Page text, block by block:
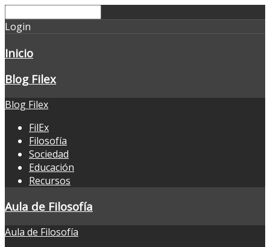
Login
Inicio
Blog Filex
Blog Filex
FilEx
Filosofía
Sociedad
Educación
Recursos
Aula de Filosofía
Aula de Filosofía